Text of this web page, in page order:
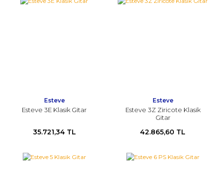
Esteve
Esteve 3E Klasik Gitar
35.721,34 TL
Esteve
Esteve 3Z Ziricote Klasik
Gitar
42.865,60 TL